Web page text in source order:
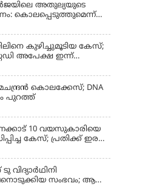
അതുല്യയുടെ
കൊലപ്പെടുത്തുമെന്ന്
പുറത്ത്
കുഴിച്ചുമൂടിയ കേസ്;
അപേക്ഷ ഇന്ന്
കൊലക്കേസ്; DNA
പുറത്ത്
10 വയസുകാരിയെ
കേസ്; പ്രതിക്ക് ഇരട്ട
ശിക്ഷ
വിദ്യാര്‍ഥിനി
സംഭവം; ആണ്‍